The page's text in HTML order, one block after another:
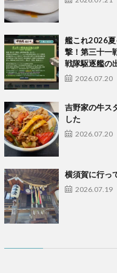
艦これ2026夏
撃！第三十一
戦隊駆逐艦の
2026.07.20
吉野家の牛ス
した
2026.07.20
横須賀に行っ
2026.07.19